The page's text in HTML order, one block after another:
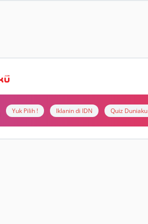
Yuk Pilih ! Iklanin di IDN Quiz Duniaku